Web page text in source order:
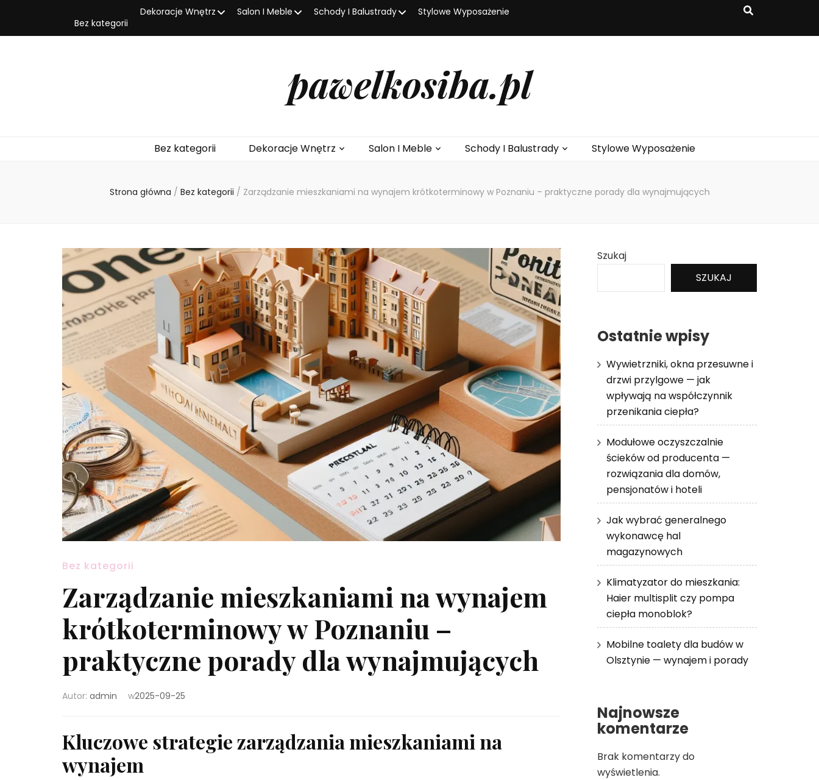
Bez kategorii
Dekoracje Wnętrz Salon I Meble Schody I Balustrady Stylowe Wyposażenie
pawelkosiba.pl
Bez kategorii Dekoracje Wnętrz Salon I Meble Schody I Balustrady Stylowe Wyposażenie
Strona główna / Bez kategorii / Zarządzanie mieszkaniami na wynajem krótkoterminowy w Poznaniu – praktyczne porady dla wynajmujących
Bez kategorii
Zarządzanie mieszkaniami na wynajem
krótkoterminowy w Poznaniu –
praktyczne porady dla wynajmujących
Autor: admin w2025-09-25
Kluczowe strategie zarządzania mieszkaniami na
wynajem
Szukaj
SZUKAJ
Ostatnie wpisy
Wywietrzniki, okna przesuwne i
drzwi przylgowe — jak
wpływają na współczynnik
przenikania ciepła?
Modułowe oczyszczalnie
ścieków od producenta —
rozwiązania dla domów,
pensjonatów i hoteli
Jak wybrać generalnego
wykonawcę hal
magazynowych
Klimatyzator do mieszkania:
Haier multisplit czy pompa
ciepła monoblok?
Mobilne toalety dla budów w
Olsztynie — wynajem i porady
Najnowsze
komentarze
Brak komentarzy do
wyświetlenia.